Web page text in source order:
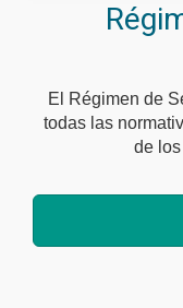
El Régimen de
todas las
de